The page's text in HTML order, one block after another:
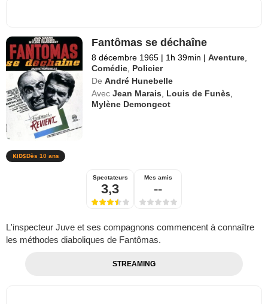
Fantômas se déchaîne
8 décembre 1965 | 1h 39min | Aventure
Comédie Policier
De André Hunebelle
Avec Jean Marais Louis de Funès
Mylène Demongeot
Dès 10 ans
Spectateurs
3,3
Mes amis
--
L'inspecteur Juve et ses compagnons commencent à connaître
les méthodes diaboliques de Fantômas.
STREAMING